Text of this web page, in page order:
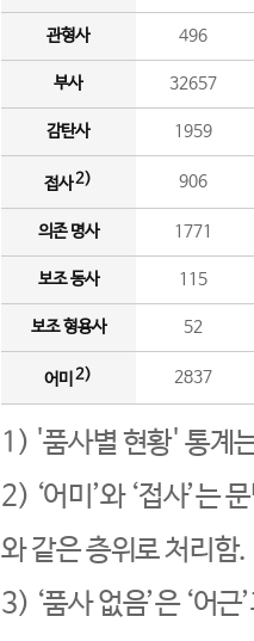
관형사 496
부사 32657
감탄사 1959
접사2) 906
의존 명사 1771
보조 동사 115
보조 형용사 52
어미 2) 2837
1) '품사별 현황' 통계
2) ‘어미’와 ‘접사’는
와 같은 층위로 처리함.
3) ‘품사 없음’은 ‘어